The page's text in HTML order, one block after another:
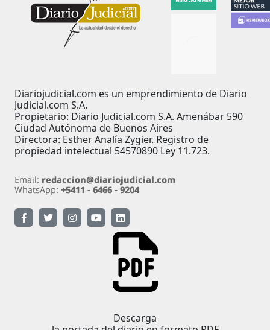
Diariojudicial.com es un emprendimiento de Diario
Judicial.com S.A.
Propietario: Diario Judicial.com S.A. Amenábar 590
Ciudad Autónoma de Buenos Aires
Directora: Esther Analía Zygier. Registro de
propiedad intelectual 54570890 Ley 11.723.
Descarga